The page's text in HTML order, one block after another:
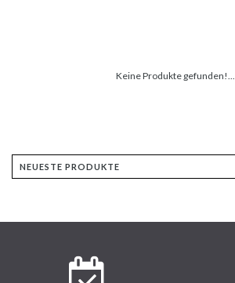
Keine Produkte gefunden!...